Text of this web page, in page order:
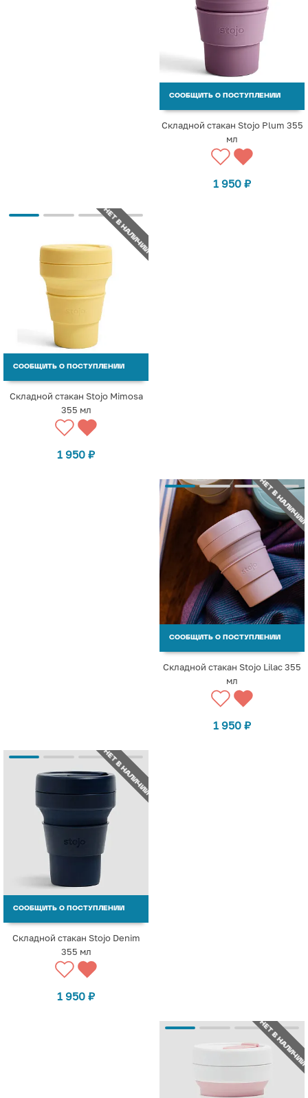
СООБЩИТЬ О ПОСТУПЛЕНИИ
Складной стакан Stojo Plum 355
мл
1 950 ₽
НЕТ В НАЛИЧИИ
СООБЩИТЬ О ПОСТУПЛЕНИИ
Складной стакан Stojo Mimosa
355 мл
1 950 ₽
НЕТ В НАЛИЧИИ
СООБЩИТЬ О ПОСТУПЛЕНИИ
Складной стакан Stojo Lilac 355
мл
1 950 ₽
НЕТ В НАЛИЧИИ
СООБЩИТЬ О ПОСТУПЛЕНИИ
Складной стакан Stojo Denim
355 мл
1 950 ₽
НЕТ В НАЛИЧИИ